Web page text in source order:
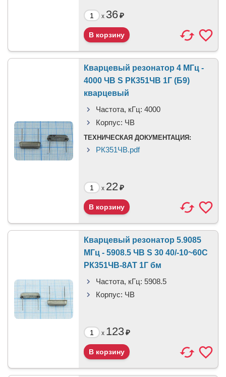
x 36₽
Кварцевый резонатор 4 МГц -
4000 ЧВ S РК351ЧВ 1Г (Б9)
кварцевый
Частота, кГц: 4000
Корпус: ЧВ
ТЕХНИЧЕСКАЯ ДОКУМЕНТАЦИЯ:
РК351ЧВ.pdf
x 22₽
Кварцевый резонатор 5.9085
МГц - 5908.5 ЧВ S 30 40/-10~60C
РК351ЧВ-8АТ 1Г бм
Частота, кГц: 5908.5
Корпус: ЧВ
x 123₽